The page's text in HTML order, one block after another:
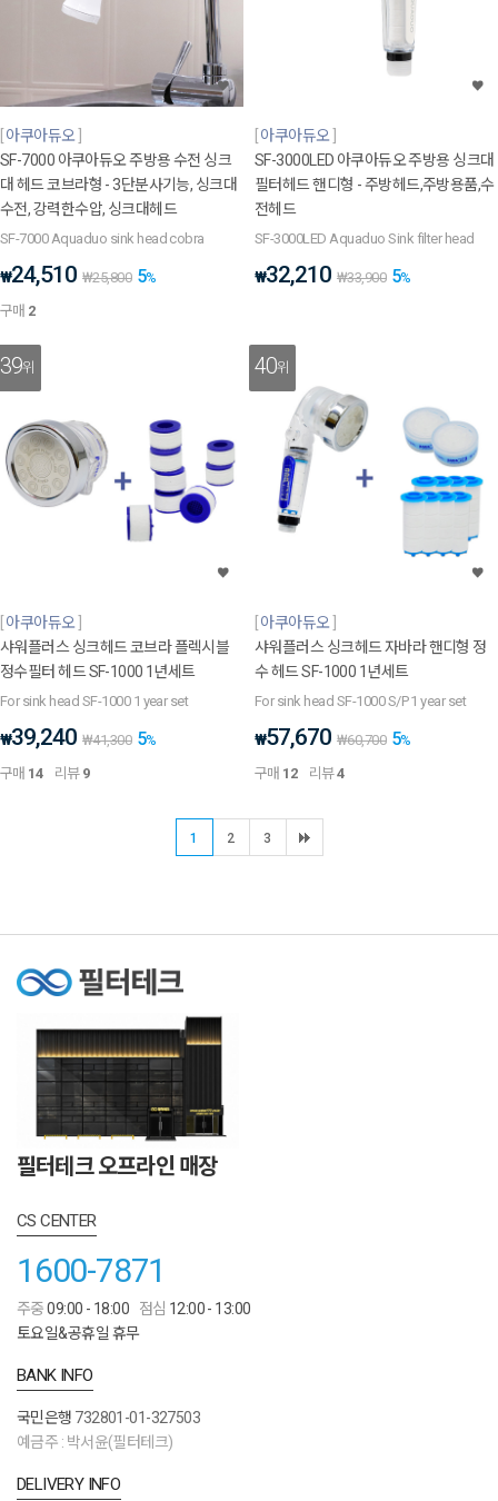
아쿠아듀오
SF-7000 아쿠아듀오 주방용 수전 싱크
대 헤드 코브라형 - 3단분사기능, 싱크대
수전, 강력한수압, 싱크대헤드
SF-7000 Aquaduo sink head cobra
₩24,510 ₩25,800 5%
구매 2
아쿠아듀오
SF-3000LED 아쿠아듀오 주방용 싱크대
필터헤드 핸디형 - 주방헤드,주방용품,수
전헤드
SF-3000LED Aquaduo Sink filter head
₩32,210 ₩33,900 5%
39위
아쿠아듀오
샤워플러스 싱크헤드 코브라 플렉시블
정수필터 헤드 SF-1000 1년세트
For sink head SF-1000 1 year set
₩39,240 ₩41,300 5%
구매 14 리뷰 9
40위
아쿠아듀오
샤워플러스 싱크헤드 자바라 핸디형 정
수 헤드 SF-1000 1년세트
For sink head SF-1000 S/P 1 year set
₩57,670 ₩60,700 5%
구매 12 리뷰4
1 2 3
필터테크 오프라인 매장
CS CENTER
1600-7871
주중09:00 - 18:00 점심 12:00 - 13:00
토요일&공휴일 휴무
BANK INFO
국민은행 732801-01-327503
예금주 : 박서윤(필터테크)
DELIVERY INFO